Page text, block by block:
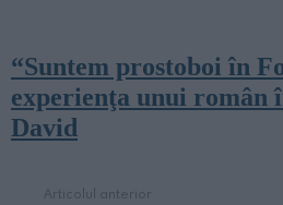
“Suntem prostoboi în
experienţa unui român
David
Articolul anterior